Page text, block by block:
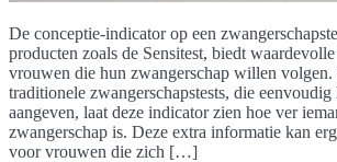
De conceptie-indicator op een
producten zoals de Sensitest, biedt
vrouwen die hun zwangerschap willen
traditionele zwangerschapstests, die eenvoudig
aangeven, laat deze indicator zien hoe ver
zwangerschap is. Deze extra informatie kan
voor vrouwen die zich […]